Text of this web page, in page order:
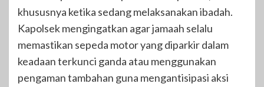
khususnya ketika sedang melaksanakan ibadah.
Kapolsek mengingatkan agar jamaah selalu
memastikan sepeda motor yang diparkir dalam
keadaan terkunci ganda atau menggunakan
pengaman tambahan guna mengantisipasi aksi